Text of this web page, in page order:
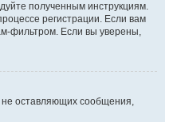
полученным инструкциям.
регистрации. Если вам
фильтром. Если вы уверены,
не оставляющих сообщения,